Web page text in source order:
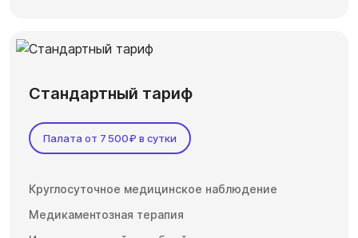
Стандартный тариф
Палата от 7 500₽ в сутки
Круглосуточное медицинское наблюдение
Медикаментозная терапия